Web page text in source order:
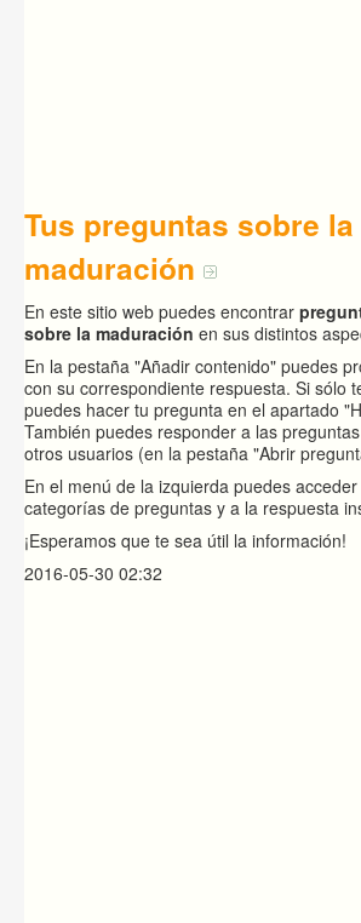
Tus preguntas sobre la
maduración
En este sitio web puedes encontrar
sobre la maduración en sus distintos
En la pestaña "Añadir contenido" puedes
con su correspondiente respuesta. Si sólo
puedes hacer tu pregunta en el apartado
También puedes responder a las
otros usuarios (en la pestaña "Abrir
En el menú de la izquierda puedes
categorías de preguntas y a la respuesta
¡Esperamos que te sea útil la información!
2016-05-30 02:32